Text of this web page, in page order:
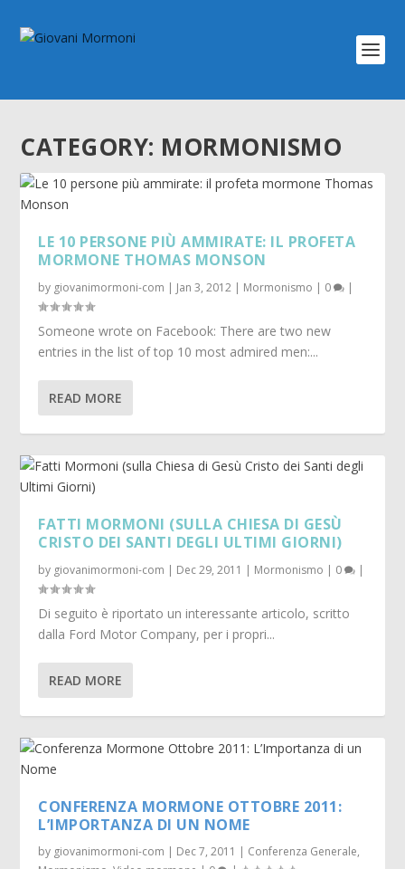
CATEGORY: MORMONISMO
LE 10 PERSONE PIÙ AMMIRATE: IL PROFETA
MORMONE THOMAS MONSON
by giovanimormoni-com | Jan 3, 2012 | Mormonismo | 0 |
Someone wrote on Facebook: There are two new
entries in the list of top 10 most admired men:...
READ MORE
FATTI MORMONI (SULLA CHIESA DI GESÙ
CRISTO DEI SANTI DEGLI ULTIMI GIORNI)
by giovanimormoni-com | Dec 29, 2011 | Mormonismo | 0 |
Di seguito è riportato un interessante articolo, scritto
dalla Ford Motor Company, per i propri...
READ MORE
CONFERENZA MORMONE OTTOBRE 2011:
L’IMPORTANZA DI UN NOME
by giovanimormoni-com | Dec 7, 2011 | Conferenza Generale,